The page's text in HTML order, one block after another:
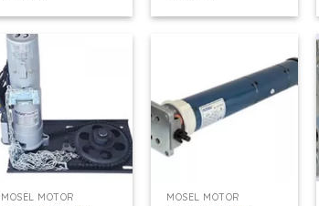
+
MOSEL MOTOR MOSEL MOTOR